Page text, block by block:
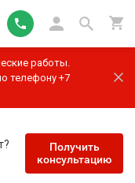
работы.
телефону +7
Получить
консультацию